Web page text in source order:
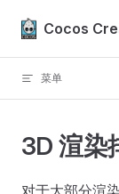
Skip to content
Cocos
菜单
3D 渲染
对于大部分渲